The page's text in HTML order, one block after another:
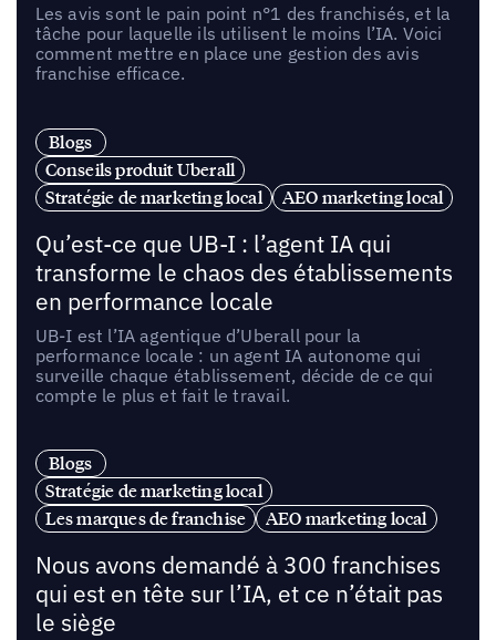
Les avis sont le pain point n°1 des franchisés, et la
tâche pour laquelle ils utilisent le moins l’IA. Voici
comment mettre en place une gestion des avis
franchise efficace.
Blogs
Conseils produit Uberall
Stratégie de marketing local
AEO marketing local
Qu’est-ce que UB-I : l’agent IA qui
transforme le chaos des établissements
en performance locale
UB-I est l’IA agentique d’Uberall pour la
performance locale : un agent IA autonome qui
surveille chaque établissement, décide de ce qui
compte le plus et fait le travail.
Blogs
Stratégie de marketing local
Les marques de franchise
AEO marketing local
Nous avons demandé à 300 franchises
qui est en tête sur l’IA, et ce n’était pas
le siège